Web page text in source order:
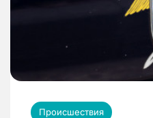
Происшествия